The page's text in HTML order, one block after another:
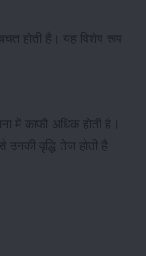
होती है। यह विशेष रूप
में काफी अधिक होती है।
वृद्धि तेज होती है